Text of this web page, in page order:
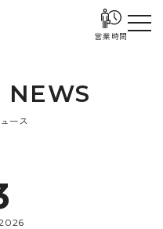
営業時間
NEWS
ース